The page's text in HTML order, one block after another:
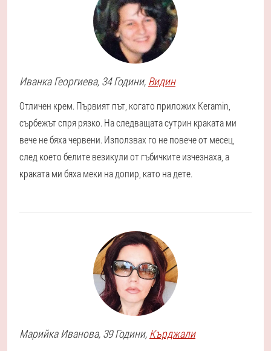
Иванка Георгиева, 34 Години, Видин
Отличен крем. Първият път, когато приложих Keramin,
сърбежът спря рязко. На следващата сутрин краката ми
вече не бяха червени. Използвах го не повече от месец,
след което белите везикули от гъбичките изчезнаха, а
краката ми бяха меки на допир, като на дете.
Марийка Иванова, 39 Години, Кърджали